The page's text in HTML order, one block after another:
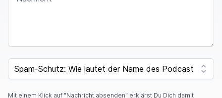
F
O
A
SPAM CAPTCHA
Mit einem Klick auf "Nachricht absenden" erklärst Du Dich damit